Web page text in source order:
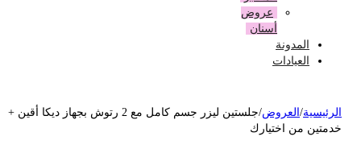
عروض
أسنان
المدونة
العيادات
/العروض
جلستين ليزر جسم كامل مع 2 رتوش بجهاز ديكا أقين +
من اختيارك